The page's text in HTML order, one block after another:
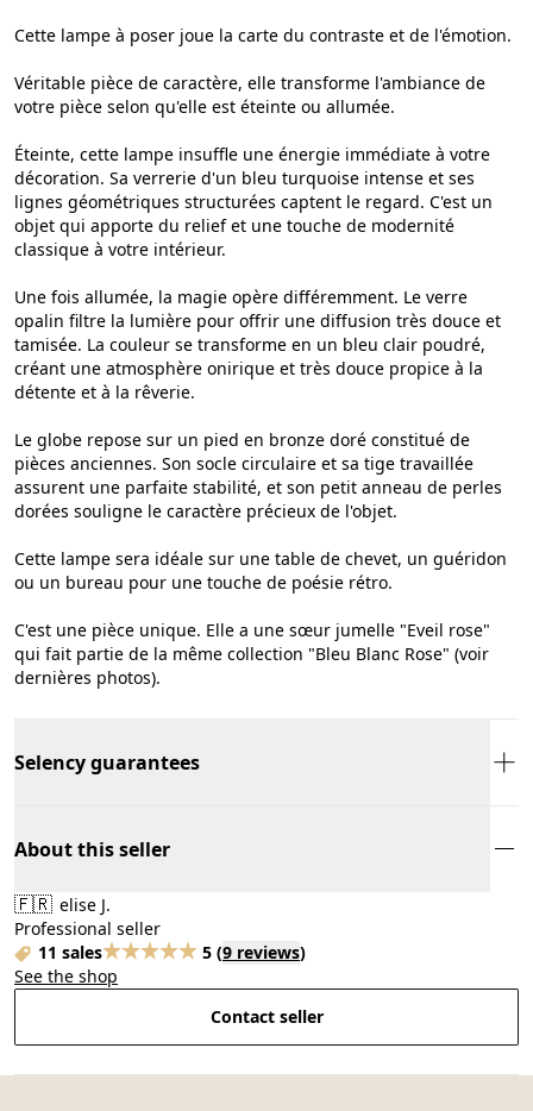
Cette lampe à poser joue la carte du contraste et de l'émotion.
Véritable pièce de caractère, elle transforme l'ambiance de
votre pièce selon qu'elle est éteinte ou allumée.
Éteinte, cette lampe insuffle une énergie immédiate à votre
décoration. Sa verrerie d'un bleu turquoise intense et ses
lignes géométriques structurées captent le regard. C'est un
objet qui apporte du relief et une touche de modernité
classique à votre intérieur.
Une fois allumée, la magie opère différemment. Le verre
opalin filtre la lumière pour offrir une diffusion très douce et
tamisée. La couleur se transforme en un bleu clair poudré,
créant une atmosphère onirique et très douce propice à la
détente et à la rêverie.
Le globe repose sur un pied en bronze doré constitué de
pièces anciennes. Son socle circulaire et sa tige travaillée
assurent une parfaite stabilité, et son petit anneau de perles
dorées souligne le caractère précieux de l'objet.
Cette lampe sera idéale sur une table de chevet, un guéridon
ou un bureau pour une touche de poésie rétro.
C'est une pièce unique. Elle a une sœur jumelle "Eveil rose"
qui fait partie de la même collection "Bleu Blanc Rose" (voir
dernières photos).
Selency guarantees
About this seller
🇫🇷 elise J.
Professional seller
11 sales
5 (9 reviews)
See the shop
Contact seller